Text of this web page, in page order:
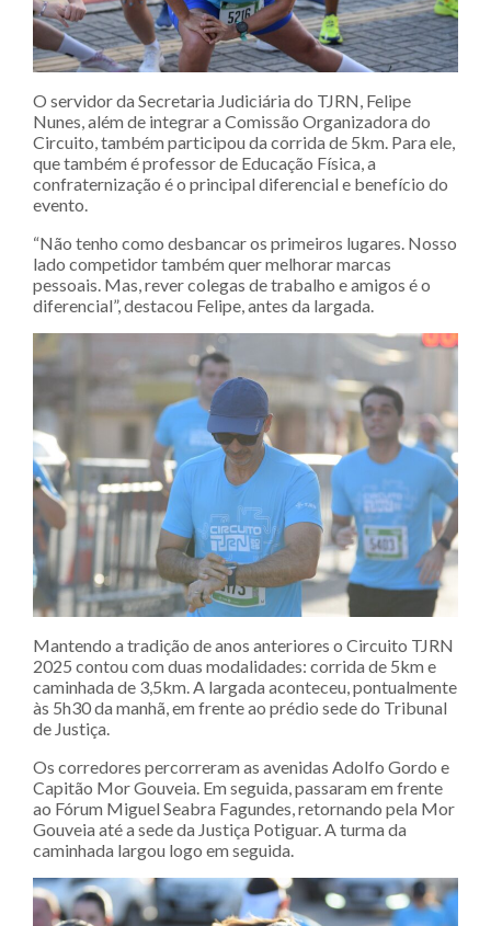
O servidor da Secretaria Judiciária do TJRN, Felipe
Nunes, além de integrar a Comissão Organizadora do
Circuito, também participou da corrida de 5km. Para ele,
que também é professor de Educação Física, a
confraternização é o principal diferencial e benefício do
evento.
“Não tenho como desbancar os primeiros lugares. Nosso
lado competidor também quer melhorar marcas
pessoais. Mas, rever colegas de trabalho e amigos é o
diferencial”, destacou Felipe, antes da largada.
Mantendo a tradição de anos anteriores o Circuito TJRN
2025 contou com duas modalidades: corrida de 5km e
caminhada de 3,5km. A largada aconteceu, pontualmente
às 5h30 da manhã, em frente ao prédio sede do Tribunal
de Justiça.
Os corredores percorreram as avenidas Adolfo Gordo e
Capitão Mor Gouveia. Em seguida, passaram em frente
ao Fórum Miguel Seabra Fagundes, retornando pela Mor
Gouveia até a sede da Justiça Potiguar. A turma da
caminhada largou logo em seguida.